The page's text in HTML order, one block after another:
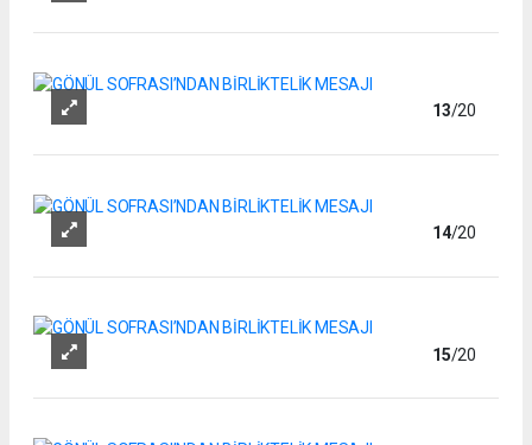
13/20
14/20
15/20